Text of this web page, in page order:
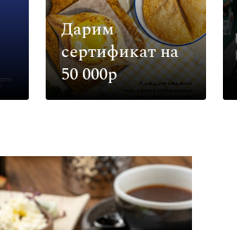
Дарим
сертификат на
50 000р